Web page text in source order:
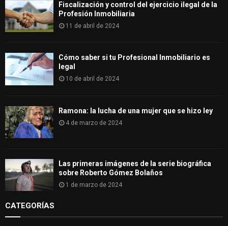
Fiscalización y control del ejercicio ilegal de la
Profesión Inmobiliaria
11 de abril de 2024
Cómo saber si tu Profesional Inmobiliario es
legal
10 de abril de 2024
Ramona: la lucha de una mujer que se hizo ley
4 de marzo de 2024
Las primeras imágenes de la serie biográfica
sobre Roberto Gómez Bolaños
1 de marzo de 2024
CATEGORÍAS